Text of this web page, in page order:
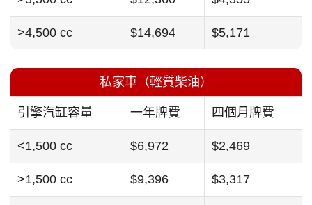
>4,500 cc $14,694 $5,171
私家車（輕質柴油）
引擎汽缸容量 一年牌費 四個月牌費
<1,500 cc $6,972 $2,469
>1,500 cc $9,396 $3,317